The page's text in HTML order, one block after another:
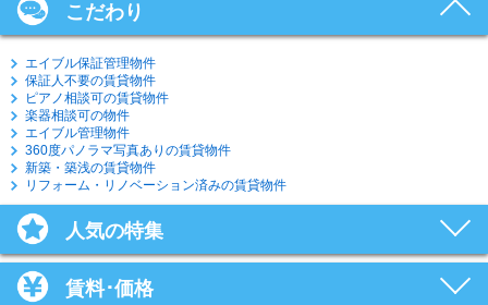
こだわり
エイブル保証管理物件
保証人不要の賃貸物件
ピアノ相談可の賃貸物件
楽器相談可の物件
エイブル管理物件
360度パノラマ写真ありの賃貸物件
新築・築浅の賃貸物件
リフォーム・リノベーション済みの賃貸物件
人気の特集
賃料･価格